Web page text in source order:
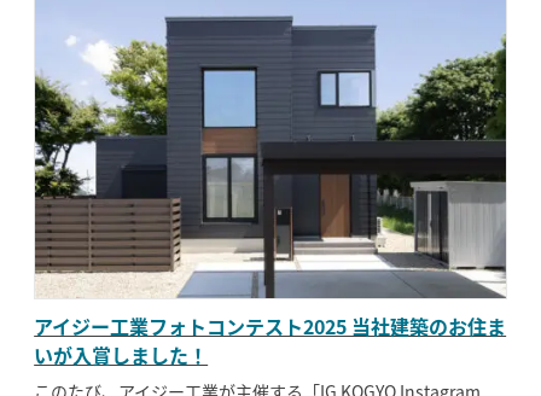
アイジー工業フォトコンテスト2025 当社建築のお住ま
いが入賞しました！